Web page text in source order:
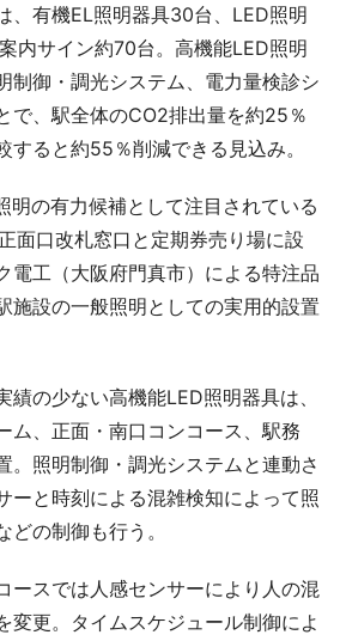
、有機EL照明器具30台、LED照明
内サイン約70台。高機能LED照明
制御・調光システム、電力量検診シ
で、駅全体のCO2排出量を約25％
すると約55％削減できる見込み。
の有力候補として注目されている
面口改札窓口と定期券売り場に設
電工（大阪府門真市）による特注品
施設の一般照明としての実用的設置
の少ない高機能LED照明器具は、
ム、正面・南口コンコース、駅務
。照明制御・調光システムと連動さ
ーと時刻による混雑検知によって照
の制御も行う。
ースでは人感センサーにより人の混
変更。タイムスケジュール制御によ